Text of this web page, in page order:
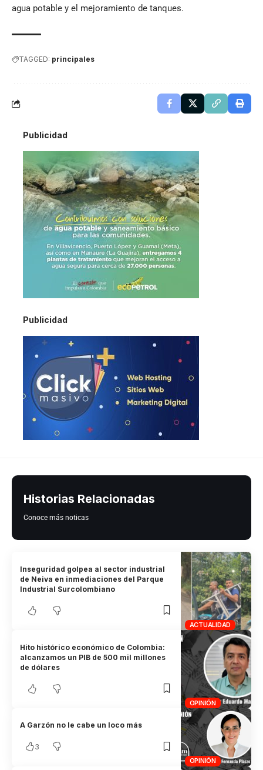
agua potable y el mejoramiento de tanques.
TAGGED: principales
Publicidad
Publicidad
Historias Relacionadas
Conoce más noticas
ACTUALIDAD
Inseguridad golpea al sector industrial
de Neiva en inmediaciones del Parque
Industrial Surcolombiano
OPINIÓN
Hito histórico económico de Colombia:
alcanzamos un PIB de 500 mil millones
de dólares
OPINIÓN
A Garzón no le cabe un loco más
3